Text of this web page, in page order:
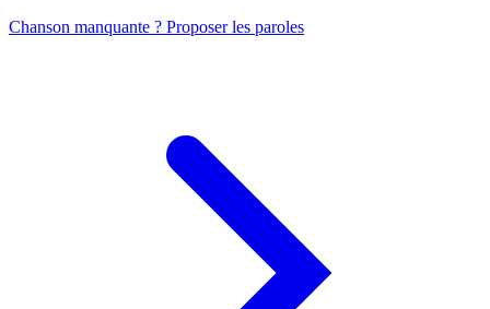
Chanson manquante ? Proposer les paroles